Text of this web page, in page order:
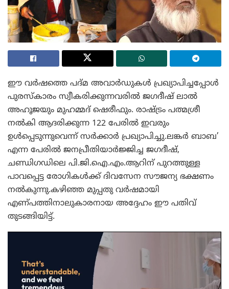
ഈ വർഷത്തെ പദ്മ അവാർഡുകൾ പ്രഖ്യാപിച്ചപ്പോൾ
പുരസ്‌കാരം സ്വീകരിക്കുന്നവരിൽ ജഗദീഷ് ലാൽ
അഹൂജയും മുഹമ്മദ് ഷെരീഫും. രാഷ്ട്രം പത്മശ്രീ
നൽകി ആദരിക്കുന്ന 122 പേരിൽ ഇവരും
ഉൾപ്പെടുന്നുവെന്ന് സർക്കാർ പ്രഖ്യാപിച്ചു.ലങ്കർ ബാബ’
എന്ന പേരിൽ ജനപ്രീതിയാർജ്ജിച്ച ജഗദീഷ്,
ചണ്ഡിഗഡിലെ പി‌.ജി‌.ഐ‌.എം.ആറിന് പുറത്തുള്ള
പാവപ്പെട്ട രോഗികൾക്ക് ദിവസേന സൗജന്യ ഭക്ഷണം
നൽകുന്നു.കഴിഞ്ഞ മുപ്പതു വർഷമായി
എണ്പത്തിനാലുകാരനായ അദ്ദേഹം ഈ പതിവ്
തുടങ്ങിയിട്ട്.